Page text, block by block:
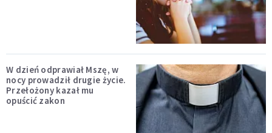
W dzień odprawiał Mszę, w
nocy prowadził drugie życie.
Przełożony kazał mu
opuścić zakon